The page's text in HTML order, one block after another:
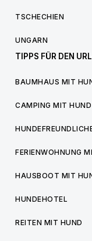
TSCHECHIEN
UNGARN
TIPPS FÜR DEN
BAUMHAUS MIT
CAMPING MIT HUND
FERIENWOHNUNG
HAUSBOOT MIT
HUNDEHOTEL
REITEN MIT HUND